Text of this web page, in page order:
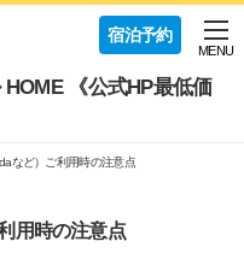
宿泊予約
HOME 《公式HP最低価
MENU
など）ご利用時の注意点
用時の注意点